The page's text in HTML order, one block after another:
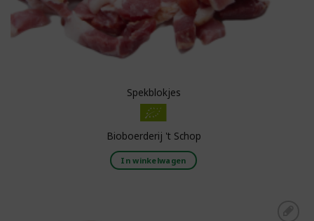
Spekblokjes
Bioboerderij 't Schop
In winkelwagen